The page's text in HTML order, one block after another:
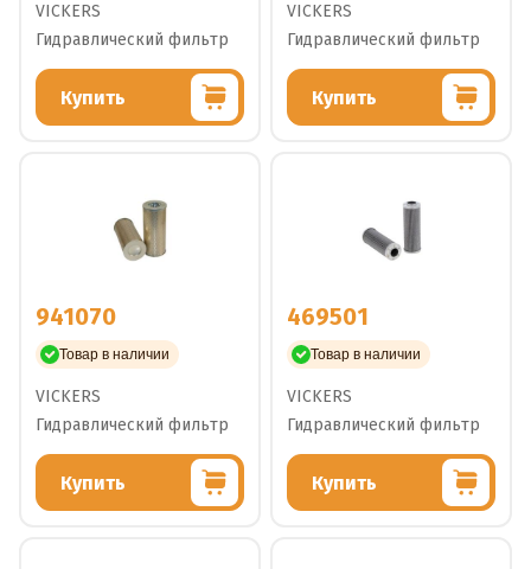
VICKERS
Гидравлический фильтр
Купить
VICKERS
Гидравлический фильтр
Купить
941070
Товар в наличии
VICKERS
Гидравлический фильтр
Купить
469501
Товар в наличии
VICKERS
Гидравлический фильтр
Купить